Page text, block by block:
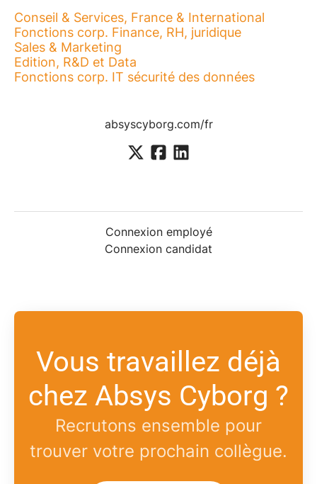
Conseil & Services, France & International
Fonctions corp. Finance, RH, juridique
Sales & Marketing
Edition, R&D et Data
Fonctions corp. IT sécurité des données
absyscyborg.com/fr
Connexion employé
Connexion candidat
Vous travaillez déjà
chez Absys Cyborg ?
Recrutons ensemble pour
trouver votre prochain collègue.